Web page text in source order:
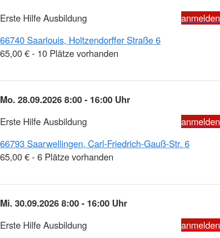
Erste Hilfe Ausbildung
anmelden
66740 Saarlouis, Holtzendorffer Straße 6
65,00 € - 10 Plätze vorhanden
Mo. 28.09.2026 8:00 - 16:00 Uhr
Erste Hilfe Ausbildung
anmelden
66793 Saarwellingen, Carl-Friedrich-Gauß-Str. 6
65,00 € - 6 Plätze vorhanden
Mi. 30.09.2026 8:00 - 16:00 Uhr
Erste Hilfe Ausbildung
anmelden